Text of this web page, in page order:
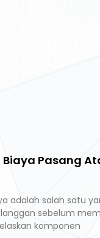
Pasang
adalah salah satu
sebelum
komponen